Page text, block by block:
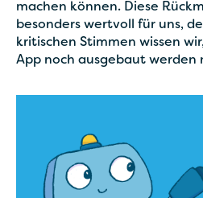
machen können. Diese
besonders wertvoll für uns,
kritischen Stimmen wissen
App noch ausgebaut werden